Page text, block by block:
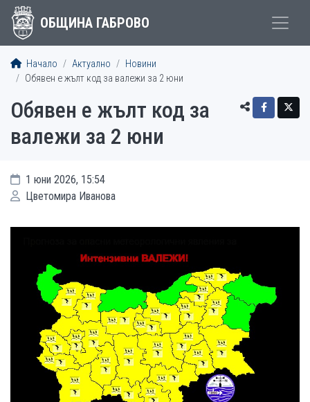
ОБЩИНА ГАБРОВО
Начало Актуално
Новини
Обявен е жълт код за валежи за 2 юни
Обявен е жълт код за
валежи за 2 юни
1 юни 2026, 15:54
Цветомира Иванова